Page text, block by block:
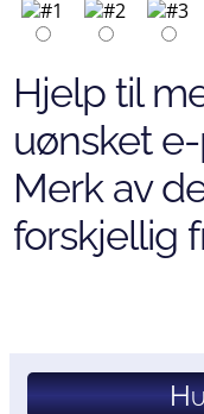
Hjelp til
uønsket
Merk av
forskjellig